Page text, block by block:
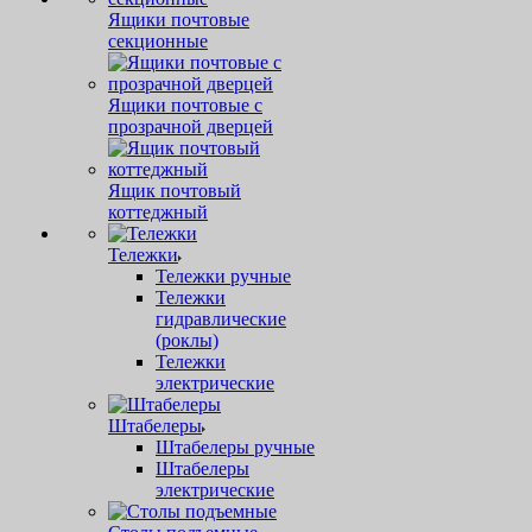
Ящики почтовые
секционные
Ящики почтовые с
прозрачной дверцей
Ящик почтовый
коттеджный
Тележки
Тележки ручные
Тележки
гидравлические
(роклы)
Тележки
электрические
Штабелеры
Штабелеры ручные
Штабелеры
электрические